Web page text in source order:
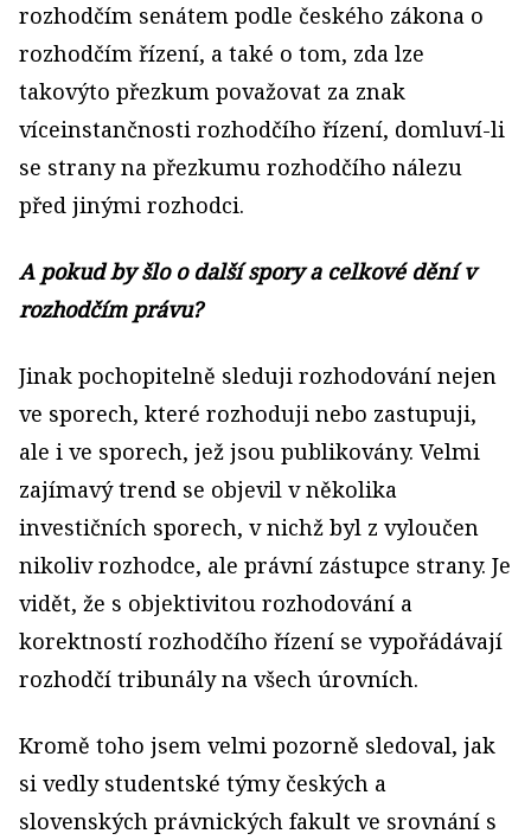
rozhodčím senátem podle českého zákona o
rozhodčím řízení, a také o tom, zda lze
takovýto přezkum považovat za znak
víceinstančnosti rozhodčího řízení, domluví-li
se strany na přezkumu rozhodčího nálezu
před jinými rozhodci.
A pokud by šlo o další spory a celkové dění v
rozhodčím právu?
Jinak pochopitelně sleduji rozhodování nejen
ve sporech, které rozhoduji nebo zastupuji,
ale i ve sporech, jež jsou publikovány. Velmi
zajímavý trend se objevil v několika
investičních sporech, v nichž byl z vyloučen
nikoliv rozhodce, ale právní zástupce strany. Je
vidět, že s objektivitou rozhodování a
korektností rozhodčího řízení se vypořádávají
rozhodčí tribunály na všech úrovních.
Kromě toho jsem velmi pozorně sledoval, jak
si vedly studentské týmy českých a
slovenských právnických fakult ve srovnání s